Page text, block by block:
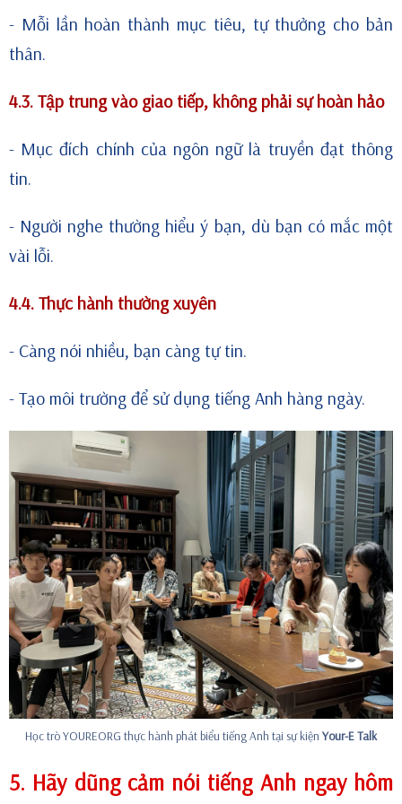
- Mỗi lần hoàn thành mục tiêu, tự thưởng cho bản
thân.
4.3. Tập trung vào giao tiếp, không phải sự hoàn hảo
- Mục đích chính của ngôn ngữ là truyền đạt thông
tin.
- Người nghe thường hiểu ý bạn, dù bạn có mắc một
vài lỗi.
4.4. Thực hành thường xuyên
- Càng nói nhiều, bạn càng tự tin.
- Tạo môi trường để sử dụng tiếng Anh hàng ngày.
Học trò YOUREORG thực hành phát biểu tiếng Anh tại sự kiện Your-E Talk
5. Hãy dũng cảm nói tiếng Anh ngay hôm